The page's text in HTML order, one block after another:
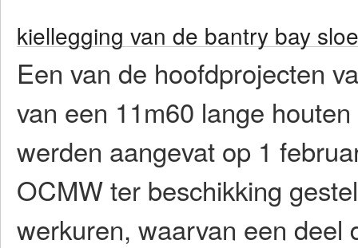
kiellegging van de bantry bay
Een van de hoofdprojecten
van een 11m60 lange
werden aangevat op 1
OCMW ter beschikking
werkuren, waarvan een deel